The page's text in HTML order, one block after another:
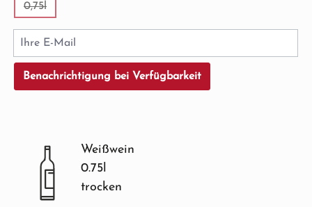
0,75l
Ihre E-Mail
Benachrichtigung bei Verfügbarkeit
Weißwein
0.75l
trocken